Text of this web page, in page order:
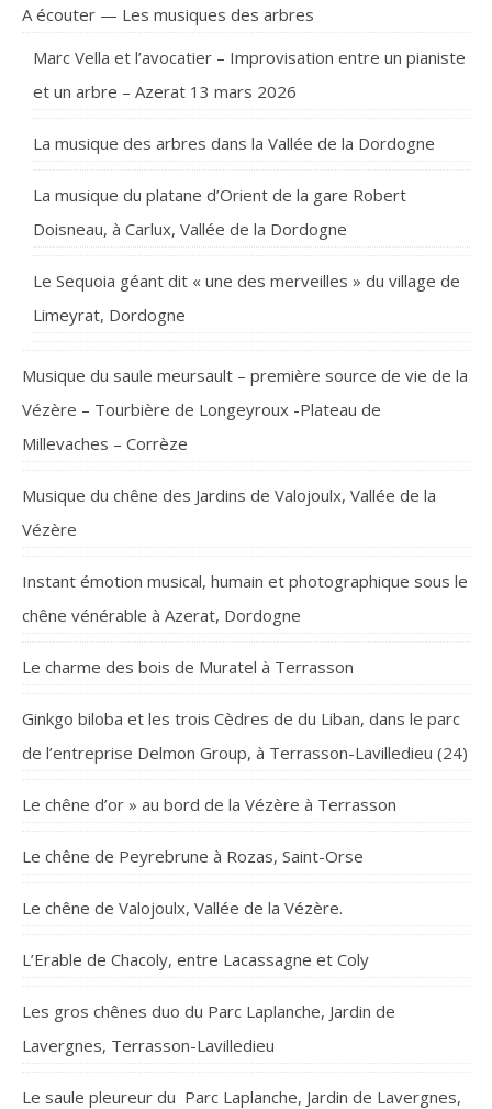
A écouter — Les musiques des arbres
Marc Vella et l’avocatier – Improvisation entre un pianiste
et un arbre – Azerat 13 mars 2026
La musique des arbres dans la Vallée de la Dordogne
La musique du platane d’Orient de la gare Robert
Doisneau, à Carlux, Vallée de la Dordogne
Le Sequoia géant dit « une des merveilles » du village de
Limeyrat, Dordogne
Musique du saule meursault – première source de vie de la
Vézère – Tourbière de Longeyroux -Plateau de
Millevaches – Corrèze
Musique du chêne des Jardins de Valojoulx, Vallée de la
Vézère
Instant émotion musical, humain et photographique sous le
chêne vénérable à Azerat, Dordogne
Le charme des bois de Muratel à Terrasson
Ginkgo biloba et les trois Cèdres de du Liban, dans le parc
de l’entreprise Delmon Group, à Terrasson-Lavilledieu (24)
Le chêne d’or » au bord de la Vézère à Terrasson
Le chêne de Peyrebrune à Rozas, Saint-Orse
Le chêne de Valojoulx, Vallée de la Vézère.
L’Erable de Chacoly, entre Lacassagne et Coly
Les gros chênes duo du Parc Laplanche, Jardin de
Lavergnes, Terrasson-Lavilledieu
Le saule pleureur du Parc Laplanche, Jardin de Lavergnes,